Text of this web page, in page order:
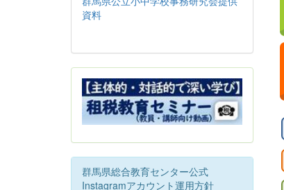
資料
群馬県総合教育センター公式
Instagramアカウント運用方針